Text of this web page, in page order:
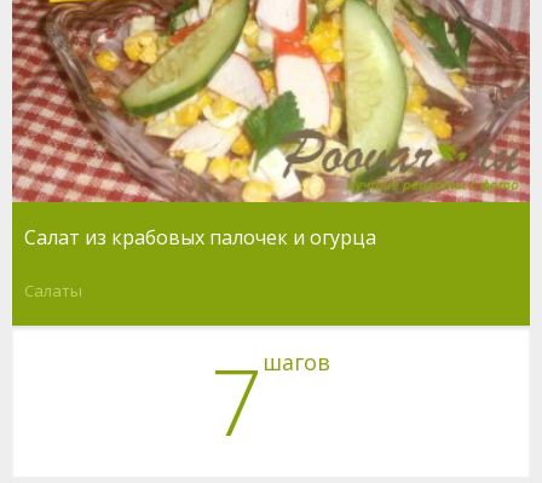
Салат из крабовых палочек и огурца
Салаты
7 шагов